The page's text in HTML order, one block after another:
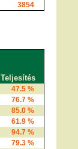
3854
Teljesítés
47.5 %
76.7 %
85.0 %
61.9 %
94.7 %
79.3 %